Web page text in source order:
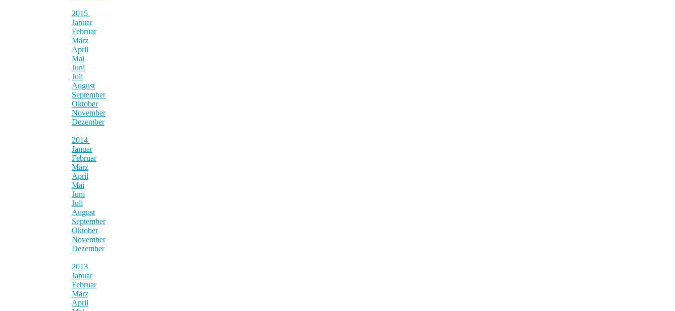
2015
Januar
Februar
März
April
Mai
Juni
Juli
August
September
Oktober
November
Dezember
2014
Januar
Februar
März
April
Mai
Juni
Juli
August
September
Oktober
November
Dezember
2013
Januar
Februar
März
April